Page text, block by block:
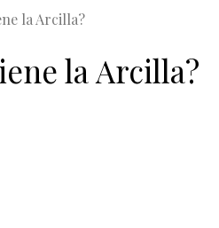
la Arcilla?
la Arcilla?